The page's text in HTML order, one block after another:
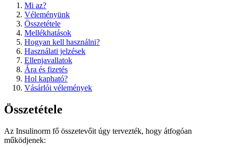
Mi az?
Véleményünk
Összetétele
Mellékhatások
Hogyan kell használni?
Használati jelzések
Ellenjavallatok
Ára és fizetés
Hol kapható?
Vásárlói vélemények
Összetétele
Az Insulinorm fő összetevőit úgy tervezték, hogy átfogóan
működjenek: